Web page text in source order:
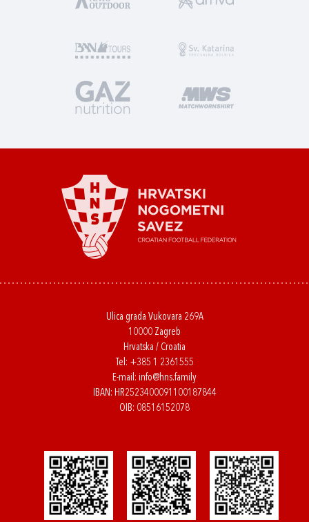
Ulica grada Vukovara 269A
10000 Zagreb
Hrvatska / Croatia
Tel: +385 1 2361555
E-mail: info@hns.family
IBAN: HR2523400091100187844
OIB: 08516152078